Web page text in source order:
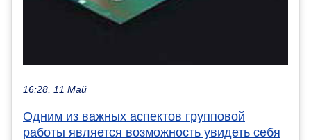
16:28, 11 Май
Одним из важных аспектов групповой
работы является возможность увидеть себя